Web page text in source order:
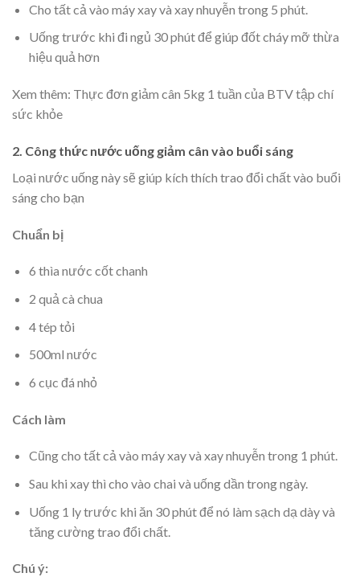
Cho tất cả vào máy xay và xay nhuyễn trong 5 phút.
Uống trước khi đi ngủ 30 phút để giúp đốt cháy mỡ thừa
hiệu quả hơn
Xem thêm: Thực đơn giảm cân 5kg 1 tuần của BTV tập chí
sức khỏe
2. Công thức nước uống giảm cân vào buổi sáng
Loại nước uống này sẽ giúp kích thích trao đổi chất vào buổi
sáng cho bạn
Chuẩn bị
6 thìa nước cốt chanh
2 quả cà chua
4 tép tỏi
500ml nước
6 cục đá nhỏ
Cách làm
Cũng cho tất cả vào máy xay và xay nhuyễn trong 1 phút.
Sau khi xay thì cho vào chai và uống dần trong ngày.
Uống 1 ly trước khi ăn 30 phút để nó làm sạch dạ dày và
tăng cường trao đổi chất.
Chú ý: